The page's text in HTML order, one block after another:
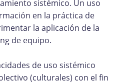
sistémico. Un uso
en la práctica de
la aplicación de la
de equipo.
de uso sistémico
(culturales) con el fin